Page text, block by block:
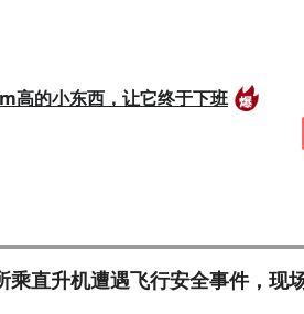
高的小东西，让它终于下班
乘直升机遭遇飞行安全事件，现